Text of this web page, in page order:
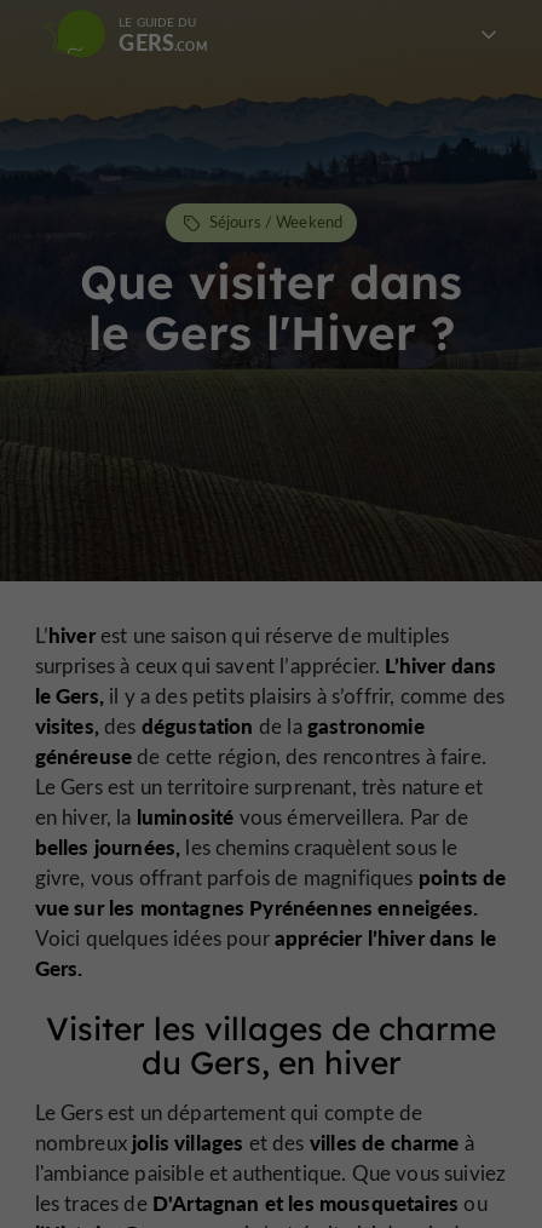
LE GUIDE DU
GERS
Que visiter dans
le Gers l'Hiver ?
Séjours / Weekend
L’hiverest une saison qui réserve de multiples
surprises à ceux qui savent l’apprécier. L’hiver dans
le Gers,il y a des petits plaisirs à s’offrir, comme des
visites,des dégustation de lagastronomie
généreuse de cette région, des rencontres à faire.
Le Gers est un territoire surprenant, très nature et
en hiver, la luminosité vous émerveillera. Par de
belles journées, les chemins craquèlent sous le
givre, vous offrant parfois de magnifiques points de
vue sur les montagnes Pyrénéennes enneigées.
Voici quelques idées pourapprécier l’hiver dans le
Gers.
Visiter les villages de charme
du Gers, en hiver
Le Gers est un département qui compte de
nombreux jolis villages et des villes de charme à
l'ambiance paisible et authentique. Que vous suiviez
les traces de D'Artagnan et les mousquetaires ou